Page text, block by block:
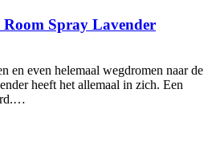
Spray Lavender
en even helemaal wegdromen naar de
heeft het allemaal in zich. Een